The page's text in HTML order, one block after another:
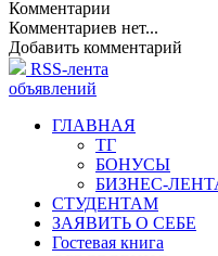
Комментарии
Комментариев нет...
Добавить комментарий
RSS-лента
объявлений
ГЛАВНАЯ
ТГ
БОНУСЫ
БИЗНЕС-
СТУДЕНТАМ
ЗАЯВИТЬ О СЕБЕ
Гостевая книга